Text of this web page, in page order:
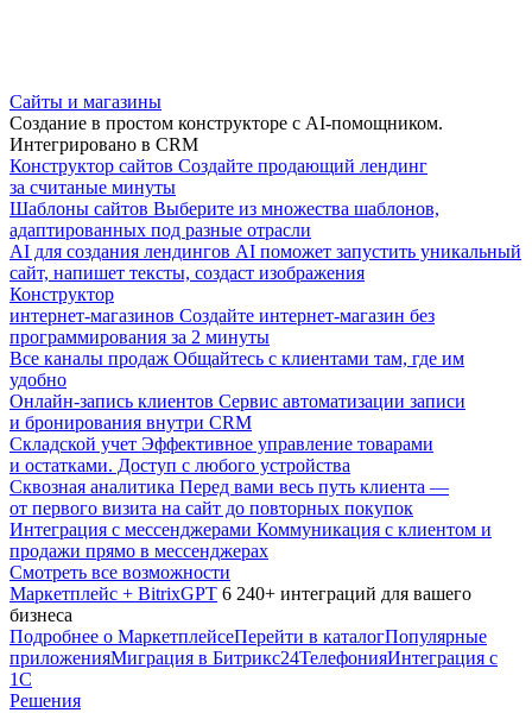
Сайты и магазины
Создание в простом конструкторе с AI-помощником.
Интегрировано в CRM
Конструктор сайтов Создайте продающий лендинг
за считаные минуты
Шаблоны сайтов Выберите из множества шаблонов,
адаптированных под разные отрасли
AI для создания лендингов AI поможет запустить уникальный
сайт, напишет тексты, создаст изображения
Конструктор
интернет-магазинов Создайте интернет-магазин без
программирования за 2 минуты
Все каналы продаж Общайтесь с клиентами там, где им
удобно
Онлайн-запись клиентов Сервис автоматизации записи
и бронирования внутри CRM
Складской учет Эффективное управление товарами
и остатками. Доступ с любого устройства
Сквозная аналитика Перед вами весь путь клиента —
от первого визита на сайт до повторных покупок
Интеграция с мессенджерами Коммуникация с клиентом и
продажи прямо в мессенджерах
Смотреть все возможности
Маркетплейс + BitrixGPT 6 240+ интеграций для вашего
бизнеса
Подробнее о МаркетплейсеПерейти в каталогПопулярные
приложенияМиграция в Битрикс24ТелефонияИнтеграция с
1С
Решения